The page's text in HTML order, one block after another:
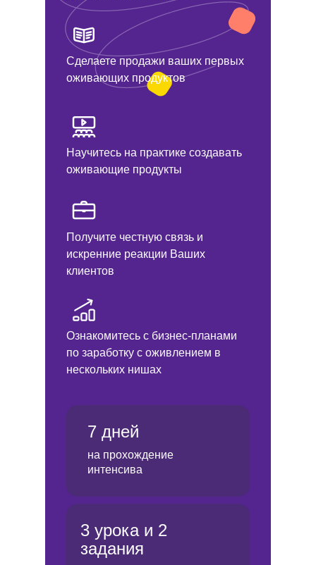
Ознакомитесь с бизнес-планами
по заработку с оживлением в
нескольких нишах
Научитесь на практике создавать
оживающие продукты
Сделаете продажи ваших первых
оживающих продуктов
Получите честную связь и
искренние реакции Ваших
клиентов
7 дней
на прохождение
интенсива
3 урока и 2
задания